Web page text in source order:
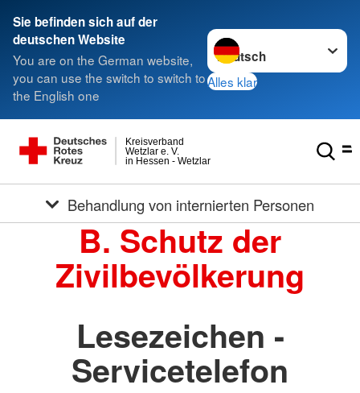
Sie befinden sich auf der
deutschen Website
You are on the German website,
you can use the switch to switch to
the English one
Sprache wechseln zu
Alles klar
in Hessen - Wetzlar
Wetzlar e. V.
Kreisverband
Behandlung von internierten Personen
B. Schutz der
Zivilbevölkerung
Lesezeichen -
Servicetelefon